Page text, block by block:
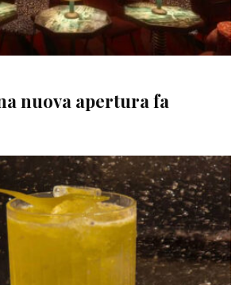
nuova apertura fa